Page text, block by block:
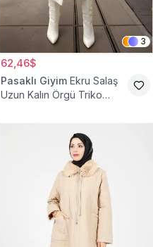
3
62,46$
Pasaklı Giyim Ekru Salaş
Uzun Kalın Örgü Triko